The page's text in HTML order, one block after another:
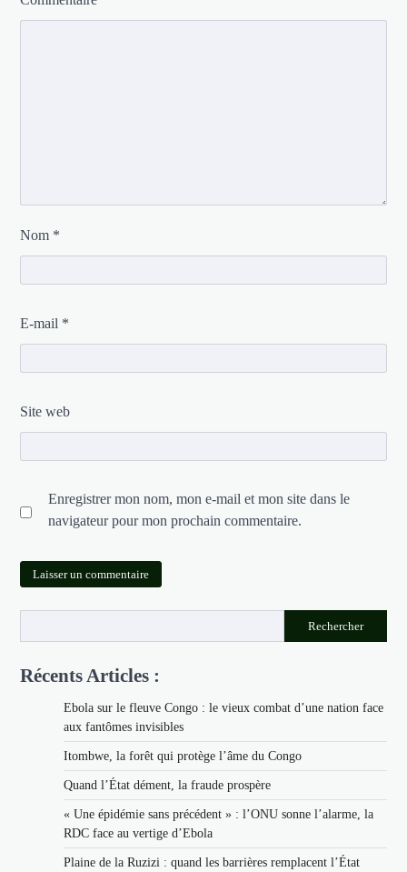
Nom *
E-mail *
Site web
Enregistrer mon nom, mon e-mail et mon site dans le
navigateur pour mon prochain commentaire.
Rechercher
Récents Articles :
Ebola sur le fleuve Congo : le vieux combat d’une nation face
aux fantômes invisibles
Itombwe, la forêt qui protège l’âme du Congo
Quand l’État dément, la fraude prospère
« Une épidémie sans précédent » : l’ONU sonne l’alarme, la
RDC face au vertige d’Ebola
Plaine de la Ruzizi : quand les barrières remplacent l’État